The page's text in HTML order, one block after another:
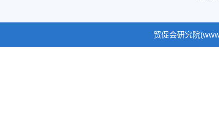
贸促会研究院